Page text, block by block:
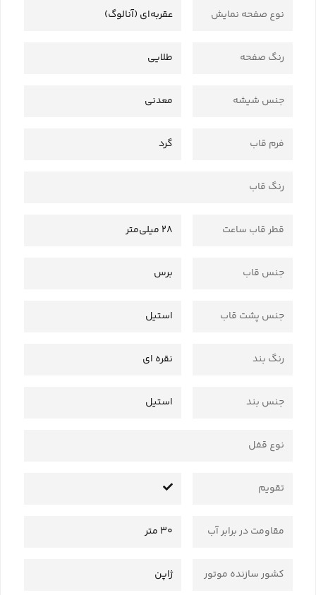
نوع صفحه نمایش عقربه‌ای (آنالوگ)
رنگ صفحه طلایی
جنس شیشه معدنی
فرم قاب گرد
رنگ قاب
قطر قاب ساعت 28 میلی‌متر
جنس قاب برس
جنس پشت قاب استیل
رنگ بند نقره ای
جنس بند استیل
نوع قفل
تقویم
مقاومت در برابر آب 30 متر
کشور سازنده موتور ژاپن